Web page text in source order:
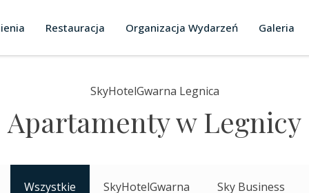
Restauracja Organizacja Wydarzeń Galeria
SkyHotelGwarna Legnica
Apartamenty w Legnicy
Wszystkie SkyHotelGwarna Sky Business